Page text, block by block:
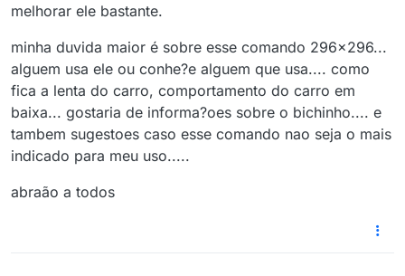
melhorar ele bastante.
minha duvida maior é sobre esse comando 296x296...
alguem usa ele ou conhe?e alguem que usa.... como
fica a lenta do carro, comportamento do carro em
baixa... gostaria de informa?oes sobre o bichinho.... e
tambem sugestoes caso esse comando nao seja o mais
indicado para meu uso.....
abraão a todos